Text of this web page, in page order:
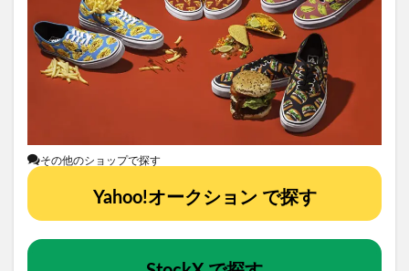
その他のショップで探す
Yahoo!オークション で探す